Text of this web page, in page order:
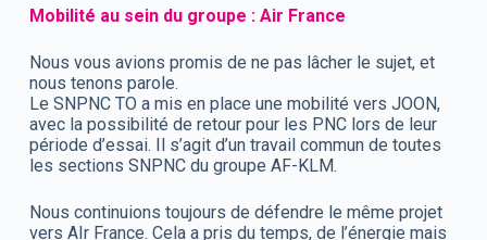
Mobilité au sein du groupe : Air France
Nous vous avions promis de ne pas lâcher le sujet, et
nous tenons parole.
Le SNPNC TO a mis en place une mobilité vers JOON,
avec la possibilité de retour pour les PNC lors de leur
période d’essai. Il s’agit d’un travail commun de toutes
les sections SNPNC du groupe AF-KLM.
Nous continuions toujours de défendre le même projet
vers AIr France. Cela a pris du temps, de l’énergie mais